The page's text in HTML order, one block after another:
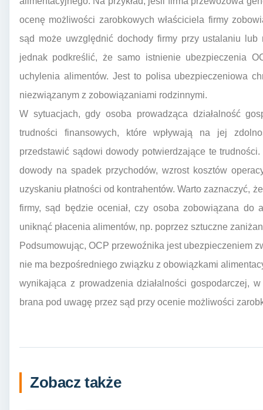
ocenę możliwości zarobkowych właściciela firmy
sąd może uwzględnić dochody firmy przy ustalaniu lub
jednak podkreślić, że samo istnienie ubezpieczenia
uchylenia alimentów. Jest to polisa ubezpieczeniowa
niezwiązanym z zobowiązaniami rodzinnymi.
W sytuacjach, gdy osoba prowadząca działalność
trudności finansowych, które wpływają na jej
przedstawić sądowi dowody potwierdzające te
dowody na spadek przychodów, wzrost kosztów
uzyskaniu płatności od kontrahentów. Warto zaznaczyć,
firmy, sąd będzie oceniał, czy osoba zobowiązana do
uniknąć płacenia alimentów, np. poprzez sztuczne
Podsumowując, OCP przewoźnika jest ubezpieczeniem
nie ma bezpośredniego związku z obowiązkami
wynikająca z prowadzenia działalności gospodarczej,
brana pod uwagę przez sąd przy ocenie możliwości
Zobacz także